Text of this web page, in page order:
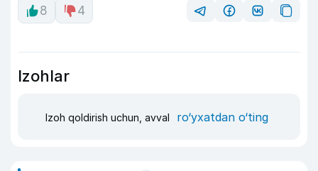
8
4
Izohlar
Izoh qoldirish uchun, avval ro‘yxatdan o‘ting